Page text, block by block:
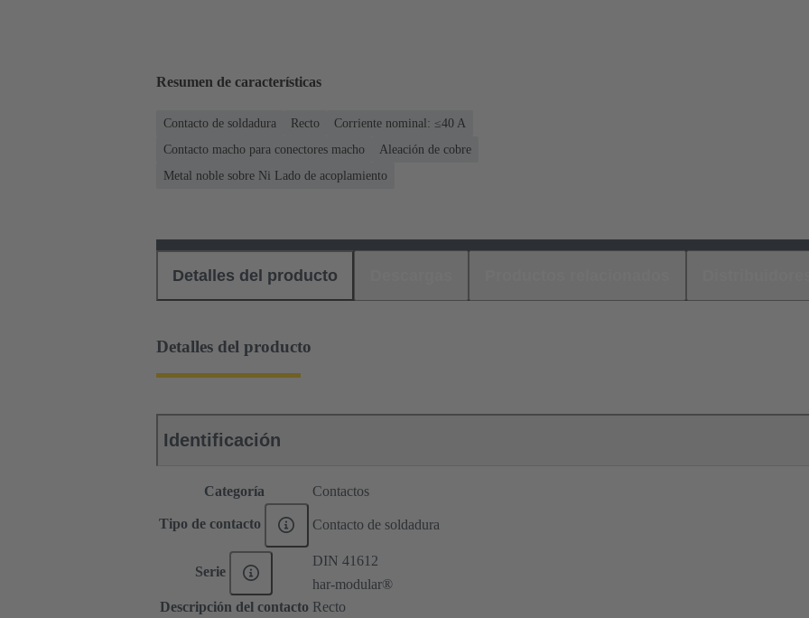
Resumen de características
Contacto de soldadura Recto
Corriente nominal: ≤40 A
Contacto macho para conectores macho
Aleación de cobre
Metal noble sobre Ni Lado de acoplamiento
Detalles del producto
Detalles del producto
Identificación
Categoría Contactos
Tipo de contacto Contacto de soldadura
Serie
DIN 41612
har-modular®
Descripción del contacto Recto